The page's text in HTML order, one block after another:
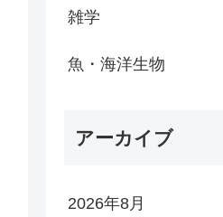
雑学
魚・海洋生物
アーカイブ
2026年8月